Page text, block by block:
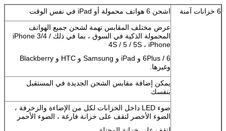
6 خزانات آمنة
اشحن 6 هواتف محمولة أو iPad في نفس الوقت
عرض مختلف المقابس تهمة لشحن جميع الهواتف
المحمولة الذكية في السوق ، بما في ذلك iPhone 3/4 /
4S / 5 / 5S ، iPhone
6 / 6Plus و iPad و Samsung و HTC و Blackberry
وغيرها.
يمكن إضافة مقابس الشحن الجديدة في المستقبل
بنفسك
ضوء LED داخل الخزانات لكل من الإضاءة والزخرفة ،
الضوء الأخضر لتقف على خزانة فارغة ، الضوء الأحمر